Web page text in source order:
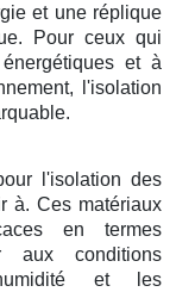
et une réplique
Pour ceux qui
et à
l'isolation
l'isolation des
à. Ces matériaux
en termes
aux conditions
et les